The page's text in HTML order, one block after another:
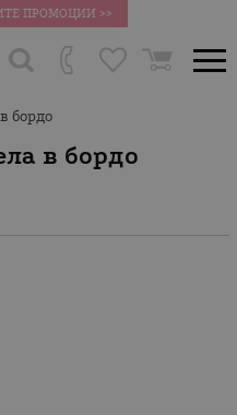
ПРОМОЦИИ >>
бордо
в бордо